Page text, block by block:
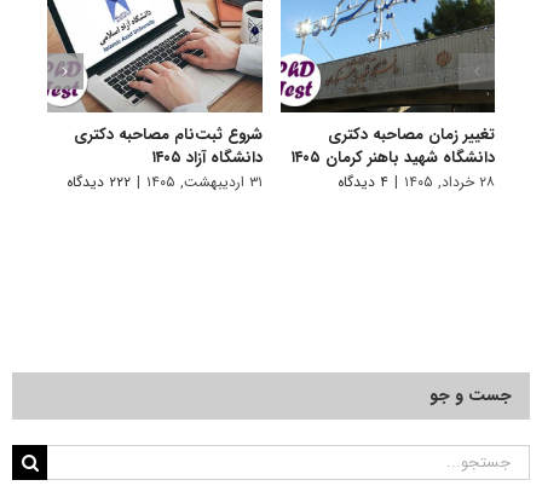
تغییر زمان مصاحبه دکتری
دانشگاه شهید باهنر کرمان ۱۴۰۵
۲۸ خرداد, ۱۴۰۵ | ۴ دیدگاه
شروع ثبت‌نام مصاحبه دکتری
دانشگاه آزاد ۱۴۰۵
۳۱ اردیبهشت, ۱۴۰۵ | ۲۲۲ دیدگاه
جست و جو
جستجو